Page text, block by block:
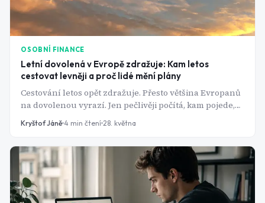
OSOBNÍ FINANCE
Letní dovolená v Evropě zdražuje: Kam letos
cestovat levněji a proč lidé mění plány
Cestování letos opět zdražuje. Přesto většina Evropanů
na dovolenou vyrazí. Jen pečlivěji počítá, kam pojede,
jakým způsobem a kolik za cestu utratí. Zatímco ceny
letenek rostou, vlaky zůstávají relativně levné a stále
turistická centra.
Kryštof Jáně 4 min čtení 28. května